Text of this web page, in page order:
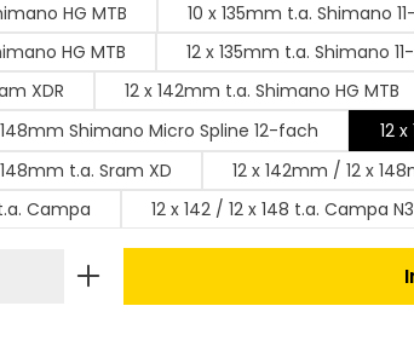
HG MTB
10 x 135mm t.a. Shimano
HG MTB
12 x 135mm t.a.
XDR
12 x 142mm t.a. Shimano HG MTB
148mm Shimano Micro Spline 12-fach
12
t.a. Sram XD
12 x 142mm / 12 x
Campa
12 x 142 / 12 x 148 t.a. Campa
Gib den gewünschten